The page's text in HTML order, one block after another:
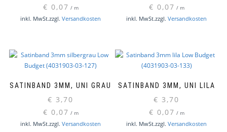
€ 0,07 / m
inkl. MwSt.zzgl. Versandkosten
€ 0,07 / m
inkl. MwSt.zzgl. Versandkosten
SATINBAND 3MM, UNI GRAU
€ 3,70
€ 0,07 / m
inkl. MwSt.zzgl. Versandkosten
SATINBAND 3MM, UNI LILA
€ 3,70
€ 0,07 / m
inkl. MwSt.zzgl. Versandkosten